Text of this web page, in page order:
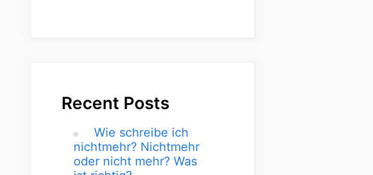
Recent Posts
Wie schreibe ich
nichtmehr? Nichtmehr
oder nicht mehr? Was